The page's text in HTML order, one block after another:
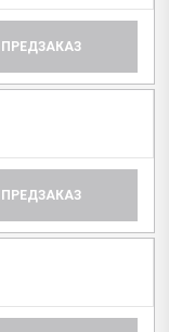
ПРЕДЗАКАЗ
ПРЕДЗАКАЗ